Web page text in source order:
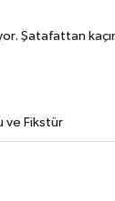
Şatafattan
ve Fikstür